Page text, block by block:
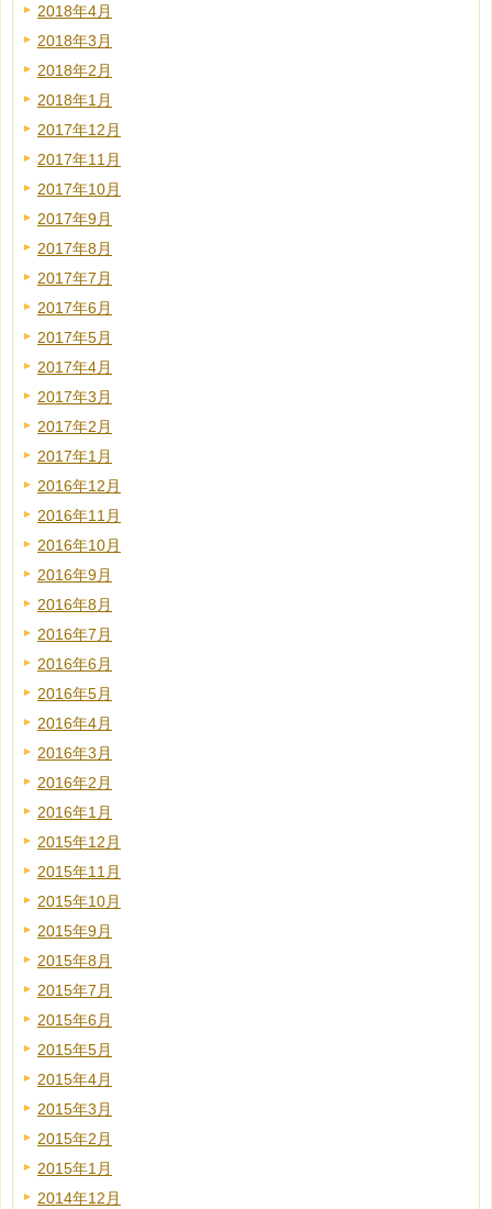
2018年4月
2018年3月
2018年2月
2018年1月
2017年12月
2017年11月
2017年10月
2017年9月
2017年8月
2017年7月
2017年6月
2017年5月
2017年4月
2017年3月
2017年2月
2017年1月
2016年12月
2016年11月
2016年10月
2016年9月
2016年8月
2016年7月
2016年6月
2016年5月
2016年4月
2016年3月
2016年2月
2016年1月
2015年12月
2015年11月
2015年10月
2015年9月
2015年8月
2015年7月
2015年6月
2015年5月
2015年4月
2015年3月
2015年2月
2015年1月
2014年12月